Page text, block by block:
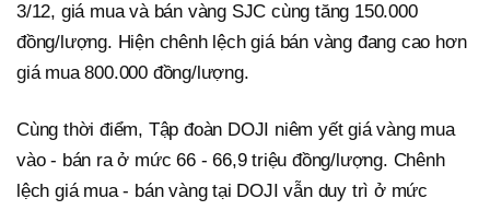
3/12, giá mua và bán vàng SJC cùng tăng 150.000
đồng/lượng. Hiện chênh lệch giá bán vàng đang cao hơn
giá mua 800.000 đồng/lượng.
Cùng thời điểm, Tập đoàn DOJI niêm yết giá vàng mua
vào - bán ra ở mức 66 - 66,9 triệu đồng/lượng. Chênh
lệch giá mua - bán vàng tại DOJI vẫn duy trì ở mức